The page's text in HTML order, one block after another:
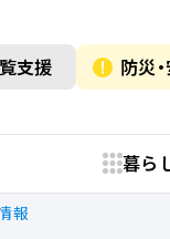
支援 防災
暮ら
報